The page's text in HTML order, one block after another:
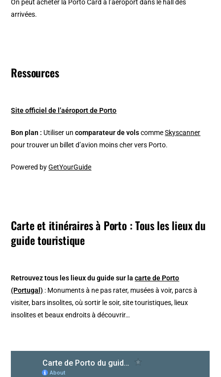
On peut acheter la Porto Card à l’aéroport dans le hall des
arrivées.
Ressources
Site officiel de l’aéroport de Porto
Bon plan : Utiliser uncomparateur de volscommeSkyscanner
pour trouver un billet d’avion moins cher vers Porto.
Powered byGetYourGuide
Carte et itinéraires à Porto : Tous les lieux du
guide touristique
Retrouvez tous les lieux du guide sur lacarte de Porto
(Portugal) : Monuments à ne pas rater, musées à voir, parcs à
visiter, bars insolites, où sortir le soir, site touristiques, lieux
insolites et beaux endroits à découvrir…